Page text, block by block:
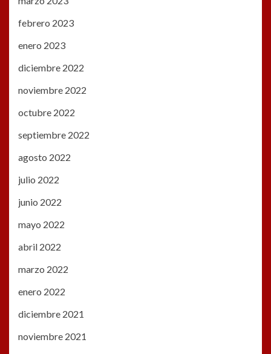
febrero 2023
enero 2023
diciembre 2022
noviembre 2022
octubre 2022
septiembre 2022
agosto 2022
julio 2022
junio 2022
mayo 2022
abril 2022
marzo 2022
enero 2022
diciembre 2021
noviembre 2021